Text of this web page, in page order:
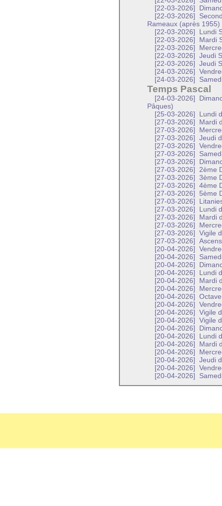
[22-03-2026]
[22-03-2026]
Rameaux (après 1955)
[22-03-2026]
Lundi
[22-03-2026]
Mardi
[22-03-2026]
[22-03-2026]
Jeudi
[22-03-2026]
Jeudi
[24-03-2026]
[24-03-2026]
Temps Pascal
[24-03-2026]
Pâques)
[25-03-2026]
Lundi
[27-03-2026]
Mardi
[27-03-2026]
[27-03-2026]
Jeudi
[27-03-2026]
[27-03-2026]
[27-03-2026]
[27-03-2026]
2ème
[27-03-2026]
3ème
[27-03-2026]
4ème
[27-03-2026]
5ème
[27-03-2026]
[27-03-2026]
Lundi
[27-03-2026]
Mardi
[27-03-2026]
[27-03-2026]
Vigile
[27-03-2026]
[20-04-2026]
[20-04-2026]
[20-04-2026]
[20-04-2026]
Lundi
[20-04-2026]
Mardi
[20-04-2026]
[20-04-2026]
[20-04-2026]
[20-04-2026]
Vigile
[20-04-2026]
Vigile
[20-04-2026]
[20-04-2026]
Lundi
[20-04-2026]
Mardi
[20-04-2026]
[20-04-2026]
Jeudi
[20-04-2026]
[20-04-2026]